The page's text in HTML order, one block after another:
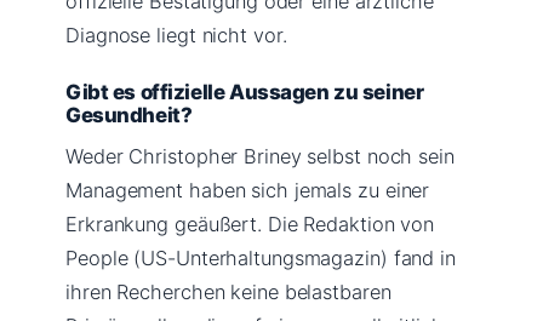
Diagnose liegt nicht vor.
Gibt es offizielle Aussagen zu seiner
Gesundheit?
Weder Christopher Briney selbst noch sein
Management haben sich jemals zu einer
Erkrankung geäußert. Die Redaktion von
People (US-Unterhaltungsmagazin) fand in
ihren Recherchen keine belastbaren